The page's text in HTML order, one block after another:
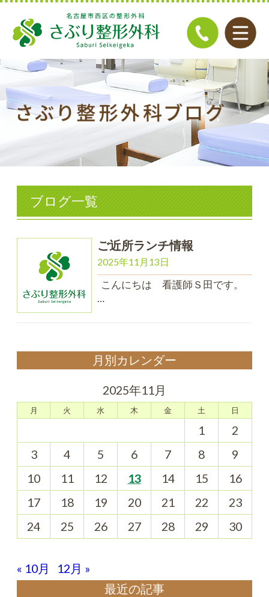
ブログ一覧
ご近所ランチ情報
2025年11月13日
こんにちは 看護師Ｓ田です。
…
月別カレンダー
2025年11月
月 火 水 木 金 土 日
1
2
3
4 5 6 7 8
9
10
11 12 13 14 15
16
17
18 19 20 21 22
23
24
25 26 27 28 29 30
« 10月
12月 »
最近の記事